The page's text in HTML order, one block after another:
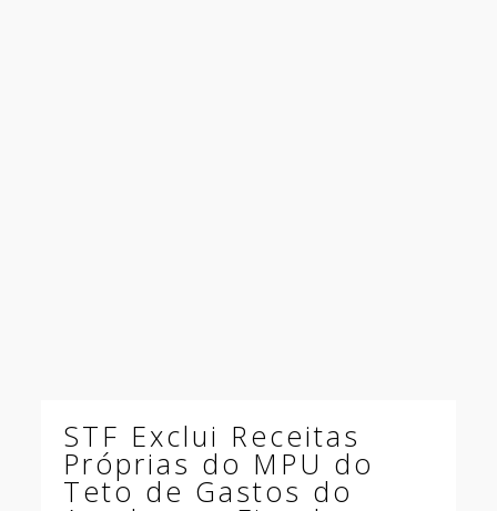
STF Exclui Receitas
Próprias do MPU do
Teto de Gastos do